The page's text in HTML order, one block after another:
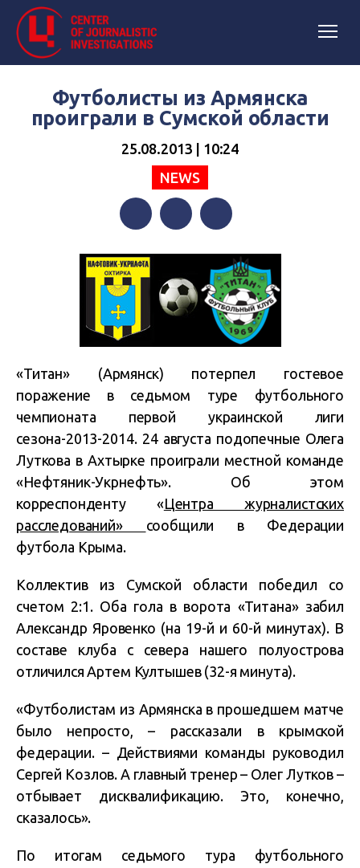
Футболисты из Армянска
проиграли в Сумской области
25.08.2013 | 10:24
NEWS
«Титан» (Армянск) потерпел гостевое
поражение в седьмом туре футбольного
чемпионата первой украинской лиги
сезона-2013-2014. 24 августа подопечные Олега
Луткова в Ахтырке проиграли местной команде
«Нефтяник-Укрнефть». Об этом
корреспонденту «Центра журналистских
расследований» сообщили в Федерации
футбола Крыма.
Коллектив из Сумской области победил со
счетом 2:1. Оба гола в ворота «Титана» забил
Александр Яровенко (на 19-й и 60-й минутах). В
составе клуба с севера нашего полуострова
отличился Артем Култышев (32-я минута).
«Футболистам из Армянска в прошедшем матче
было непросто, – рассказали в крымской
федерации. – Действиями команды руководил
Сергей Козлов. А главный тренер – Олег Лутков –
отбывает дисквалификацию. Это, конечно,
сказалось».
По итогам седьмого тура футбольного